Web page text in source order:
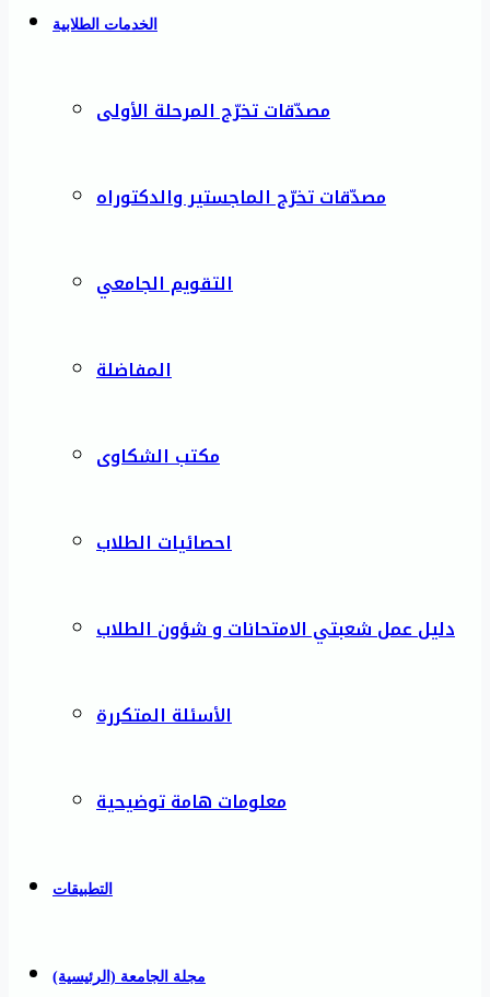
الخدمات الطلابية
مصدّقات تخرّج المرحلة الأولى
مصدّقات تخرّج الماجستير والدكتوراه
التقويم الجامعي
المفاضلة
مكتب الشكاوى
احصائيات الطلاب
دليل عمل شعبتي الامتحانات و شؤون الطلاب
الأسئلة المتكررة
معلومات هامة توضيحية
التطبيقات
مجلة الجامعة (الرئيسية)